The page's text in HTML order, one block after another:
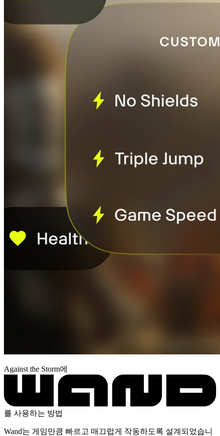
Against the Storm에
를 사용하는 방법
Wand는 게임만큼 빠르고 매끄럽게 작동하도록 설계되었습니